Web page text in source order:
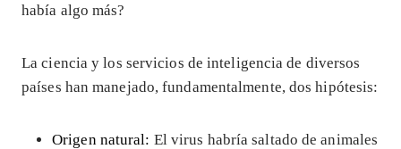
había algo más?
La ciencia y los servicios de inteligencia de diversos
países han manejado, fundamentalmente, dos hipótesis:
Origen natural: El virus habría saltado de animales